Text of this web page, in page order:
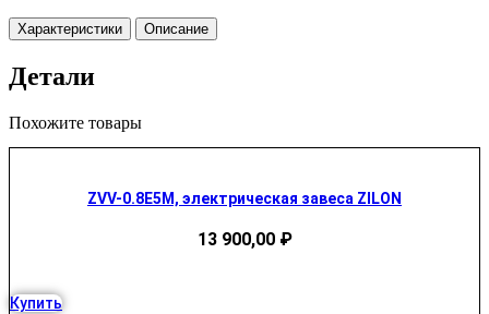
Характеристики Описание
Детали
Похожите товары
ZVV-0.8E5M, электрическая завеса ZILON
13 900,00 ₽
Купить